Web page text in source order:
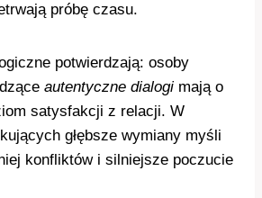
próbę czasu.
potwierdzają: osoby
autentyczne dialogi mają o
satysfakcji z relacji. W
głębsze wymiany myśli
konfliktów i silniejsze poczucie